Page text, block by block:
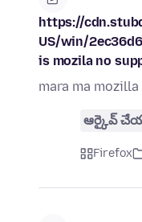
https://
US/win/
is mozila no
mara ma
ఆర్కైవ్
Firefox